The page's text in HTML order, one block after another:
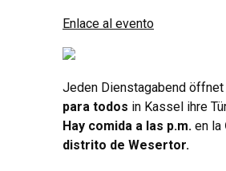
Enlace al evento
Jeden Dienstagabend
para todos in Kassel ihre
Hay comida a las p.m. en la
distrito de Wesertor.